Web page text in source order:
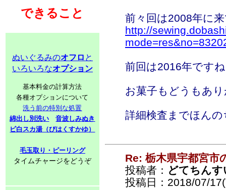
できること
ぬいぐるみのオフロ と
いろいろなオプション
基本料金の計算方法
各種オプションについて
洗う前の特別な処置
綿出し別洗い
音波しみぬき
ビ白スカ湯（びはくすかゆ）
毛玉取り・ピーリング
タイムチャージをどうぞ
前々回は2008年に
http://
前回は2016年です
お菓子もどうもあ
詳細検査までほん
Re: 栃木県宇都宮市
投稿者： どてちん
投稿日：2018/07/